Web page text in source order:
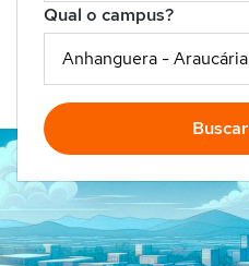
Qual o campus?